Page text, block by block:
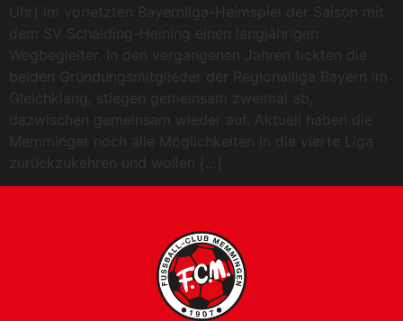
Uhr) im vorletzten Bayernliga-Heimspiel der Saison mit
dem SV Schalding-Heining einen langjährigen
Wegbegleiter. In den vergangenen Jahren tickten die
beiden Gründungsmitglieder der Regionalliga Bayern im
Gleichklang, stiegen gemeinsam zweimal ab,
dazwischen gemeinsam wieder auf. Aktuell haben die
Memminger noch alle Möglichkeiten in die vierte Liga
zurückzukehren und wollen […]